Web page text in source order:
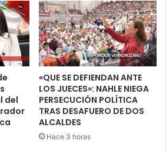
del
«QUE SE DEFIENDAN ANTE
LOS JUECES»: NAHLE NIEGA
PERSECUCIÓN POLÍTICA
TRAS DESAFUERO DE DOS
ALCALDES
Hace 3 horas